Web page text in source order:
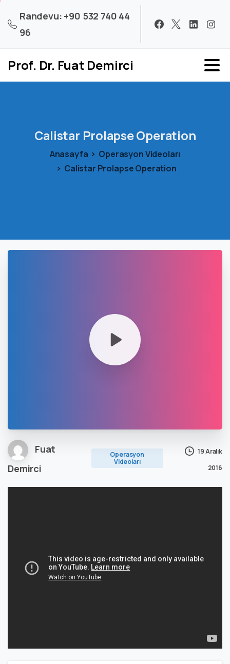
Randevu: +90 532 740 44
96
Prof. Dr. Fuat Demirci
Calistar ProlapseOperation
Anasayfa
Operasyon Videoları
Calistar Prolapse Operation
Fuat
Demirci
Operasyon
Videoları
19 Aralık
2016